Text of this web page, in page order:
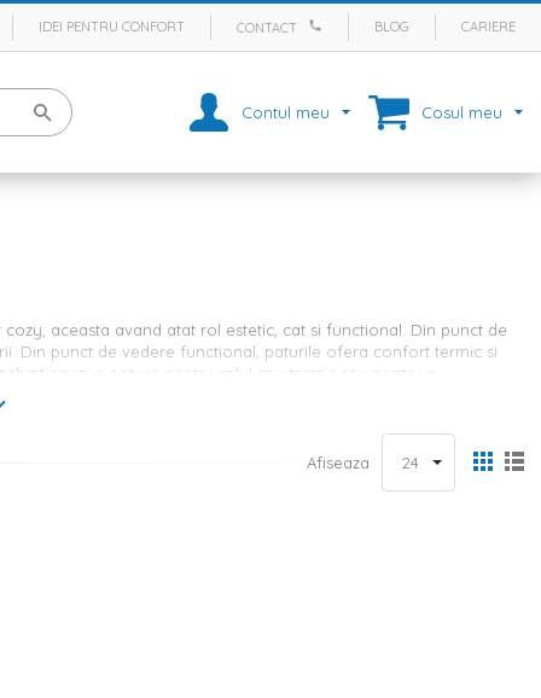
IDEI PENTRU CONFORT CONTACT BLOG CARIERE
Contul meu Cosul meu
aceasta avand atat rol estetic, cat si functional. Din punct de
Din punct de vedere functional, paturile ofera confort termic si
o patura pentru rolul sau termic sau pentru a
gama Homelux sunt aspectuoase si pot fi usor integrate in
vii, de la cele mai deschise pana la cele inchise, pledurile
Homelux cuprinde atat paturi albe, gris au negre, cat si modele
sau turcoaz. In acest fel, cu siguranta vei gasi cea mai
de
pentru casa ta
dintre paturi de acril, bumbac, microfibra, micropoliester,
Afiseaza